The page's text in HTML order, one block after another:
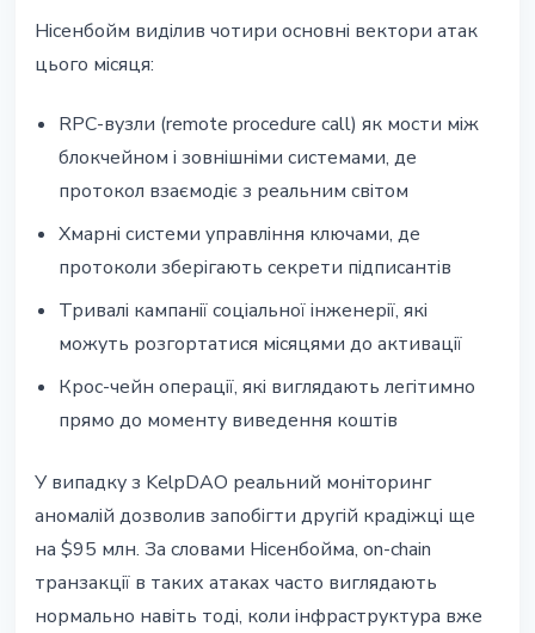
Нісенбойм виділив чотири основні вектори атак
цього місяця:
RPC-вузли (remote procedure call) як мости між
блокчейном і зовнішніми системами, де
протокол взаємодіє з реальним світом
Хмарні системи управління ключами, де
протоколи зберігають секрети підписантів
Тривалі кампанії соціальної інженерії, які
можуть розгортатися місяцями до активації
Крос-чейн операції, які виглядають легітимно
прямо до моменту виведення коштів
У випадку з KelpDAO реальний моніторинг
аномалій дозволив запобігти другій крадіжці ще
на $95 млн. За словами Нісенбойма, on-chain
транзакції в таких атаках часто виглядають
нормально навіть тоді, коли інфраструктура вже